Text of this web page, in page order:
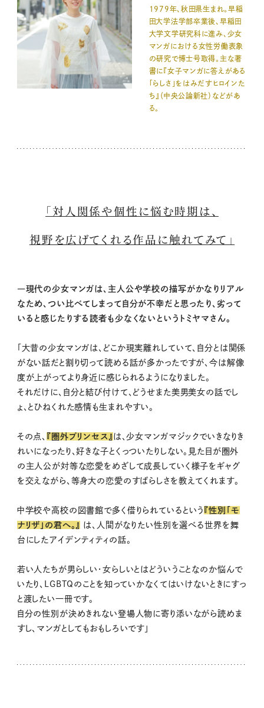
1979年、秋田県生まれ。早稲
田大学法学部卒業後、早稲田
大学文学研究科に進み、少女
マンガにおける女性労働表象
の研究で博士号取得。主な著
書に『女子マンガに答えがある
「らしさ」をはみだすヒロインた
ち』（中央公論新社）などがあ
る。
「対人関係や個性に悩む時期は、
視野を広げてくれる作品に触れてみて」
―現代の少女マンガは、主人公や学校の描写がかなりリアル
なため、つい比べてしまって自分が不幸だと思ったり、劣って
いると感じたりする読者も少なくないというトミヤマさん。
「大昔の少女マンガは、どこか現実離れしていて、自分とは関係
がない話だと割り切って読める話が多かったですが、今は解像
度が上がってより身近に感じられるようになりました。
それだけに、自分と結び付けて、どうせまた美男美女の話でし
ょ、とひねくれた感情も生まれやすい。
その点、 『圏外プリンセス』 は、少女マンガマジックでいきなりき
れいになったり、好きな子とくっついたりしない。見た目が圏外
の主人公が対等な恋愛をめざして成長していく様子をギャグ
を交えながら、等身大の恋愛のすばらしさを教えてくれます。
中学校や高校の図書館で多く借りられているという 『性別「モ
ナリザ」の君へ。』 は、人間がなりたい性別を選べる世界を舞
台にしたアイデンティティの話。
若い人たちが男らしい・女らしいとはどういうことなのか悩んで
いたり、LGBTQのことを知っていかなくてはいけないときにすっ
と渡したい一冊です。
自分の性別が決めきれない登場人物に寄り添いながら読めま
すし、マンガとしてもおもしろいです」